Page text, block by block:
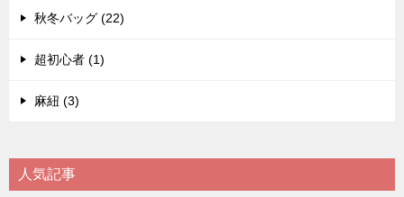
秋冬バッグ (22)
超初心者 (1)
麻紐 (3)
人気記事